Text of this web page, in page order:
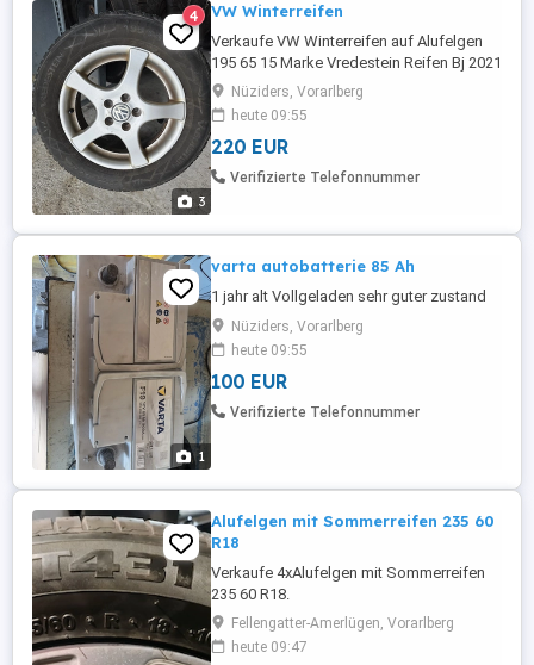
3
4 VW Winterreifen
Verkaufe VW Winterreifen auf Alufelgen
195 65 15 Marke Vredestein Reifen Bj 2021
Profiltiefe 7 mm LK 5*100 passen auf
mehrere Vw Modelle
Nüziders, Vorarlberg
heute 09:55
220 EUR
Verifizierte Telefonnummer
1
varta autobatterie 85 Ah
1 jahr alt Vollgeladen sehr guter zustand
Nüziders, Vorarlberg
heute 09:55
100 EUR
Verifizierte Telefonnummer
Alufelgen mit Sommerreifen 235 60
R18
Verkaufe 4xAlufelgen mit Sommerreifen
235 60 R18.
Fellengatter-Amerlügen, Vorarlberg
heute 09:47